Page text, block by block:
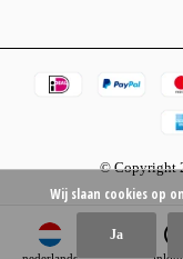
© Copyright
Wij slaan cookies op
Ja